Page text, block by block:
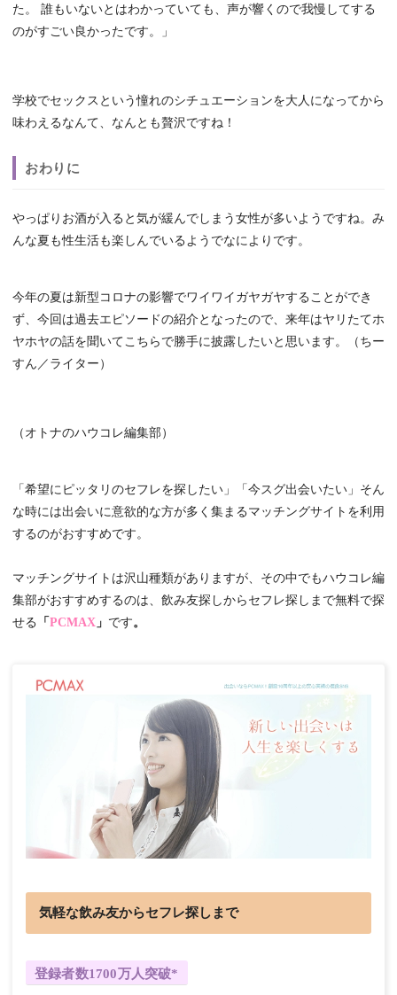
た。 誰もいないとはわかっていても、声が響くので我慢してする
のがすごい良かったです。」
学校でセックスという憧れのシチュエーションを大人になってから
味わえるなんて、なんとも贅沢ですね！
おわりに
やっぱりお酒が入ると気が緩んでしまう女性が多いようですね。み
んな夏も性生活も楽しんでいるようでなによりです。
今年の夏は新型コロナの影響でワイワイガヤガヤすることができ
ず、今回は過去エピソードの紹介となったので、来年はヤリたてホ
ヤホヤの話を聞いてこちらで勝手に披露したいと思います。（ちー
すん／ライター）
（オトナのハウコレ編集部）
「希望にピッタリのセフレを探したい」「今スグ出会いたい」そん
な時には出会いに意欲的な方が多く集まるマッチングサイトを利用
するのがおすすめです。
マッチングサイトは沢山種類がありますが、その中でもハウコレ編
集部がおすすめするのは、飲み友探しからセフレ探しまで無料で探
せる
「 PCMAX 」 です。
気軽な飲み友からセフレ探しまで
登録者数1700万人突破*